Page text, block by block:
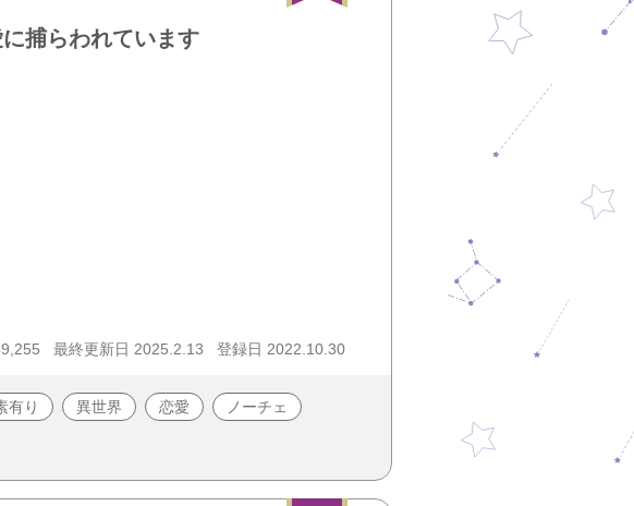
捕らわれています
最終更新日 2025.2.13 登録日 2022.10.30
有り 異世界 恋愛 ノーチェ